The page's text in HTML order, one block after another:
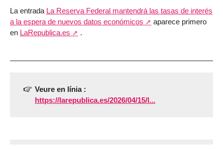
La entrada La Reserva Federal mantendrá las tasas de interés
a la espera de nuevos datos económicos
aparece primero
en LaRepublica.es .
Veure en línia :
https://larepublica.es/2026/04/15/l...